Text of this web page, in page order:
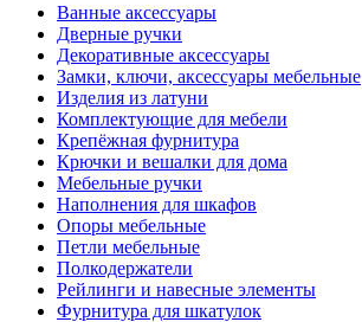
Ванные аксессуары
Дверные ручки
Декоративные аксессуары
Замки, ключи, аксессуары мебельные
Изделия из латуни
Комплектующие для мебели
Крепёжная фурнитура
Крючки и вешалки для дома
Мебельные ручки
Наполнения для шкафов
Опоры мебельные
Петли мебельные
Полкодержатели
Рейлинги и навесные элементы
Фурнитура для шкатулок